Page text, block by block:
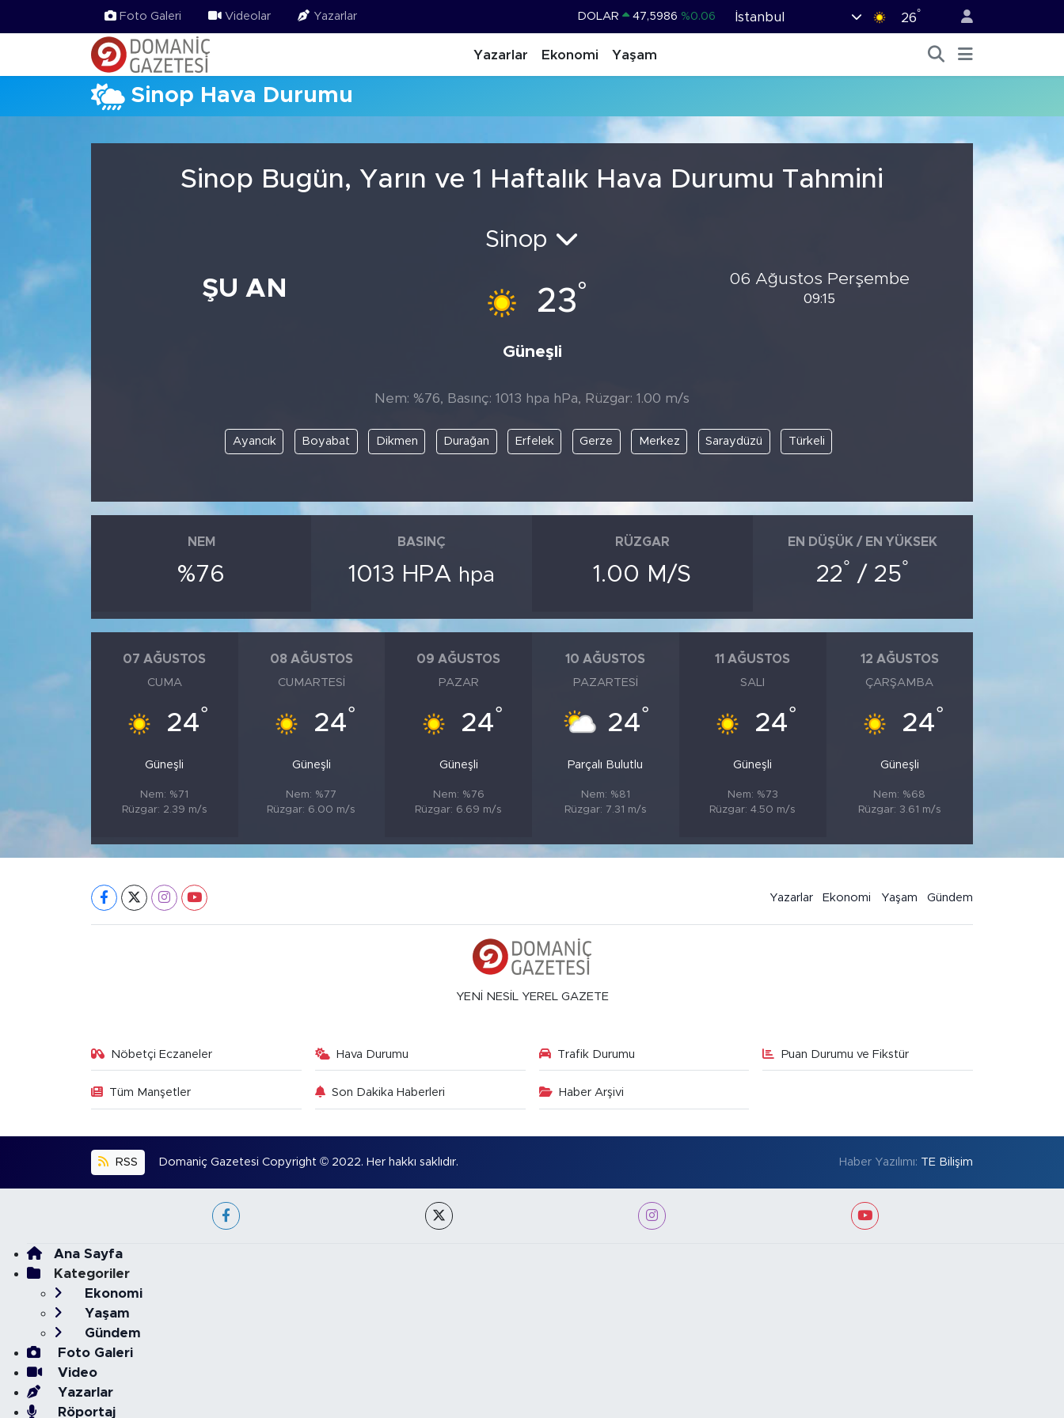
Foto Galeri Videolar Yazarlar DOLAR 47,5986 %0.06
STERLİN 64,2438 %0.21
BİST100 13.703
İstanbul 26°
Yazarlar Ekonomi Yaşam
Sinop Hava Durumu
Sinop Bugün, Yarın ve 1 Haftalık Hava Durumu Tahmini
ŞU AN
Sinop
23°
Güneşli
06 Ağustos Perşembe
09:15
Nem: %76, Basınç: 1013 hpa hPa, Rüzgar: 1.00 m/s
Ayancık Boyabat Dikmen Durağan Erfelek Gerze Merkez Saraydüzü Türkeli
NEM
%76
BASINÇ
1013 HPA hpa
RÜZGAR
1.00 M/S
EN DÜŞÜK / EN YÜKSEK
22° / 25°
07 AĞUSTOS
CUMA
24°
Güneşli
Nem: %71
Rüzgar: 2.39 m/s
08 AĞUSTOS
CUMARTESI
24°
Güneşli
Nem: %77
Rüzgar: 6.00 m/s
09 AĞUSTOS
PAZAR
24°
Güneşli
Nem: %76
Rüzgar: 6.69 m/s
10 AĞUSTOS
PAZARTESI
24°
Parçalı Bulutlu
Nem: %81
Rüzgar: 7.31 m/s
11 AĞUSTOS
SALI
24°
Güneşli
Nem: %73
Rüzgar: 4.50 m/s
12 AĞUSTOS
ÇARŞAMBA
24°
Güneşli
Nem: %68
Rüzgar: 3.61 m/s
Yazarlar Ekonomi Yaşam Gündem
YENİ NESİL YEREL GAZETE
Nöbetçi Eczaneler Hava Durumu Trafik Durumu Puan Durumu ve Fikstür
Tüm Manşetler Son Dakika Haberleri Haber Arşivi
RSS Domaniç Gazetesi Copyright © 2022. Her hakkı saklıdır. Haber Yazılımı: TE Bilişim
Ana Sayfa
Kategoriler
Ekonomi
Yaşam
Gündem
Foto Galeri
Video
Yazarlar
Röportaj